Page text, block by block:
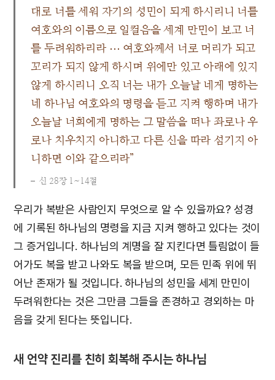
대로 너를 세워 자기의 성민이 되게 하시리니 너를
여호와의 이름으로 일컬음을 세계 만민이 보고 너
를 두려워하리라 ⋯ 여호와께서 너로 머리가 되고
꼬리가 되지 않게 하시며 위에만 있고 아래에 있지
않게 하시리니 오직 너는 내가 오늘날 네게 명하는
네 하나님 여호와의 명령을 듣고 지켜 행하며 내가
오늘날 너희에게 명하는 그 말씀을 떠나 좌로나 우
로나 치우치지 아니하고 다른 신을 따라 섬기지 아
니하면 이와 같으리라”
신 28장 1~14절
우리가 복받은 사람인지 무엇으로 알 수 있을까요? 성경
에 기록된 하나님의 명령을 지금 지켜 행하고 있다는 것이
그 증거입니다. 하나님의 계명을 잘 지킨다면 틀림없이 들
어가도 복을 받고 나와도 복을 받으며, 모든 민족 위에 뛰
어난 존재가 될 것입니다. 하나님의 성민을 세계 만민이
두려워한다는 것은 그만큼 그들을 존경하고 경외하는 마
음을 갖게 된다는 뜻입니다.
새 언약 진리를 친히 회복해 주시는 하나님